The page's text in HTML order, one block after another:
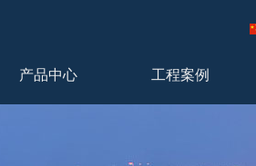
产品中心 工程案例